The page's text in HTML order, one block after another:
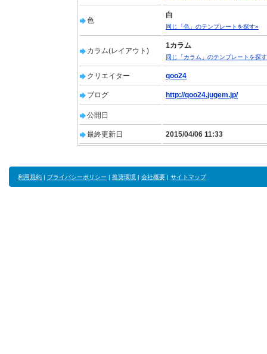
色
白
同じ「色」のテンプレートを探す»
カラム(レイアウト)
1カラム
同じ「カラム」のテンプレートを探
クリエイター qoo24
ブログ http://qoo24.jugem.jp/
公開日
最終更新日 2015/04/06 11:33
利用規約 | プライバシーポリシー | 推奨環境 | 会社概要 | サイトマップ